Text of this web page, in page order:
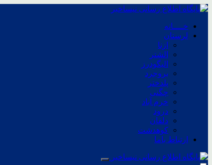
خــــانه
لرستان
ازنا
الشتر
الیگودرز
بروجرد
پلدختر
چگنی
خرم آباد
درود
دلفان
کوهدشت
ارتباط باما